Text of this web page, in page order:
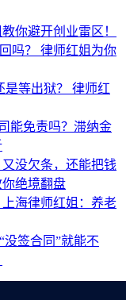
你避开创业雷区！
吗？ 律师红姐为你
等出狱？ 律师红
能免责吗？滞纳金
没欠条，还能把钱
你绝境翻盘
上海律师红姐：养老
没签合同”就能不